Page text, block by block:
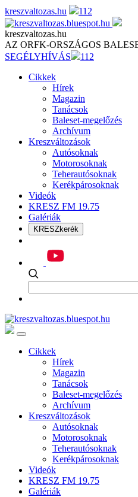
Skip
to
content
kreszvaltozas.hu 112
kreszvaltozas.hu
AZ ORFK-ORSZÁGOS
SEGÉLYHÍVÁS
112
Cikkek
Hírek
Magazin
Tanácsok
Baleset-megelőzés
Archívum
Kreszváltozások
Autósoknak
Motorosoknak
Teherautósoknak
Kerékpárosoknak
Videók
KRESZ FM 19.75
Galériák
KRESZkerék
Cikkek
Hírek
Magazin
Tanácsok
Baleset-megelőzés
Archívum
Kreszváltozások
Autósoknak
Motorosoknak
Teherautósoknak
Kerékpárosoknak
Videók
KRESZ FM 19.75
Galériák